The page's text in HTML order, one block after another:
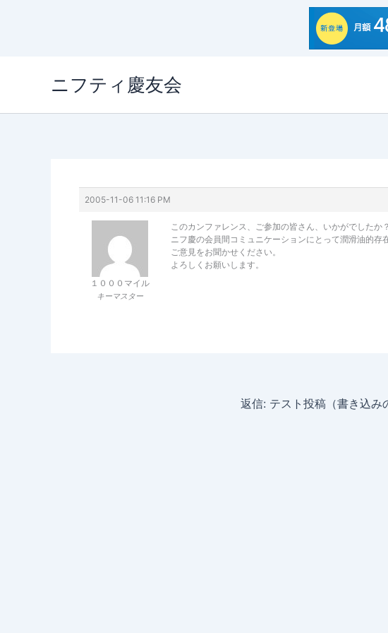
ニフティ慶友会
2005-11-06 11:16 PM
１０００マイル
キーマスター
このカンファレンス、ご参加の皆さん、いかがでしたか？
ニフ慶の会員間コミュニケーションにとって潤滑油的
ご意見をお聞かせください。
よろしくお願いします。
返信: テスト投稿（書き込み